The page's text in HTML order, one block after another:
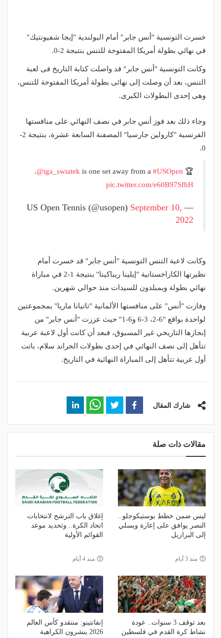
خسرت التونسية "أنس جابر" أمام البولندية "إيجا شفيونتيك"
في نهائي بطولة أمريكا المفتوحة للتنس بنتيجة 2-0.
وكانت التونسية "أنس جابر" قد واصلت كتابة التاريخ فى لعبة
التنس، بعد أن وصلت إلى نهائى بطولة أمريكا المفتوحة للتنس،
وهى إحدى البطولات الكبرى.
وجاء ذلك بعد فوز أنس جابر في نصف النهائي على منافستها
الفرنسية "كارولين جارسيا" المصفنة السابعة عشرة، بنتيجة 2-
0.
.@iga_swiatek is one set away from a #USOpen 🏆
pic.twitter.com/e60B97SfhH
— US Open Tennis (@usopen)
September 10,
2022
وكانت لاعبة التنس التونسية "أنس جابر" قد خسرت أمام
نظيرتها الكازاخستانية "إيلينا ريباكينا" بنتيجة 1-2 في مباراة
نهائي بطولة ويمبلدون للسيدات منذ حوالي شهرين.
وفازت "أنس" على منافستها الألمانية "تاتيانا ماريا" بمجموعتين
لواحدة بواقع "6-2، 3-6 و6-1" حيث عززت "أنس جابر" من
إنجازها التاريخي غير المسبوق، فبعد أن كانت أول لاعبة عربية
تتأهل إلى نصف النهائي في إحدى بطولات الجراند سلام، باتت
أول عربية تتأهل إلى المباراة النهائية في التاريخ.
شارك المقال
مقالات ذات صلة
ليس ضمن خطط بوستيكوجلو..
النصر يوافق على إعارة ويسلي
إلى البرازيل
منذ 3 أيام
إغلاق باب الترشح لانتخابات
اتحاد الكرة.. وتحديد موعد
القوائم الأولية
منذ 4 أيام
بعد توقف 3 سنوات.. عودة
نشاط كرة القدم في فلسطين
إنفانتينو: منتقدو كأس العالم
2026 ينشرون الكراهية